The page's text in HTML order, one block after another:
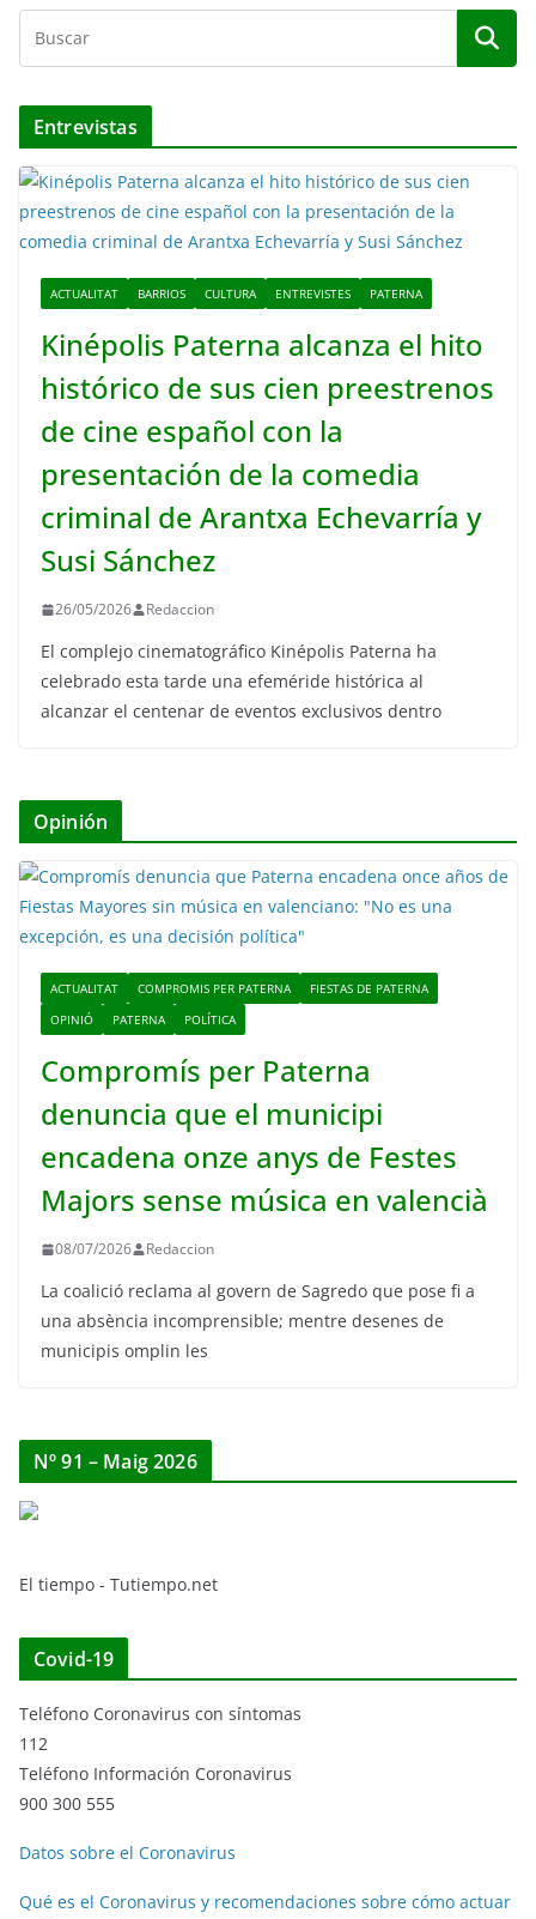
d
e
o
Entrevistas
ACTUALITAT BARRIOS CULTURA ENTREVISTES PATERNA
Kinépolis Paterna alcanza el hito
histórico de sus cien preestrenos
de cine español con la
presentación de la comedia
criminal de Arantxa Echevarría y
Susi Sánchez
26/05/2026 Redaccion
El complejo cinematográfico Kinépolis Paterna ha
celebrado esta tarde una efeméride histórica al
alcanzar el centenar de eventos exclusivos dentro
Opinión
ACTUALITAT COMPROMIS PER PATERNA
FIESTAS DE PATERNA
OPINIÓ
PATERNA POLÍTICA
Compromís per Paterna
denuncia que el municipi
encadena onze anys de Festes
Majors sense música en valencià
08/07/2026 Redaccion
La coalició reclama al govern de Sagredo que pose fi a
una absència incomprensible; mentre desenes de
municipis omplin les
Nº 91 – Maig 2026
El tiempo - Tutiempo.net
Covid-19
Teléfono Coronavirus con síntomas
112
Teléfono Información Coronavirus
900 300 555
Datos sobre el Coronavirus
Qué es el Coronavirus y recomendaciones sobre cómo actuar